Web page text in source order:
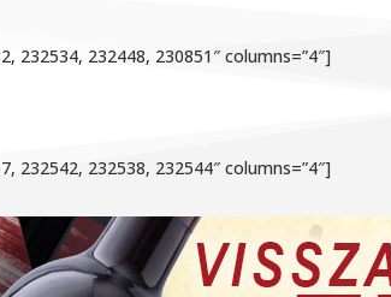
232534, 232448, 230851″ columns=”4″]
232542, 232538, 232544″ columns=”4″]